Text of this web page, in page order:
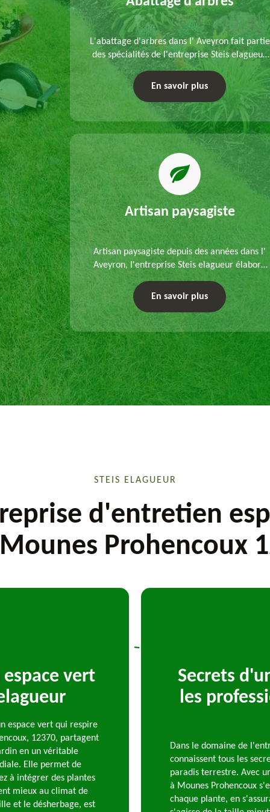
de
que d'un
L'abattage d'arbres dans l' Aveyron fait partie
des spécialités de l'entreprise Steis elagueur.
Nous réalisons un abattage direct ou par
démontage, tenant compte des particularités
du site et des végétaux.
En savoir plus
Artisan paysagiste
Artisan paysagiste depuis des années dans l'
Aveyron, l'entreprise Steis elagueur élabore
chaque plan d'aménagement paysager et
exécute les travaux afférents. Devis gratuit et
En savoir plus
STEIS ELAGUEUR
d'entretien
Prohencoux
vert
espace vert qui respire
12370, partagent
en un véritable
Elle permet de
à intégrer des plantes
mieux au climat de
et le désherbage, est
Secrets
les
Dans le domaine de
connaissent tous les
paradis terrestre. Avec
à Mounes Prohencoux
chaque plante, en